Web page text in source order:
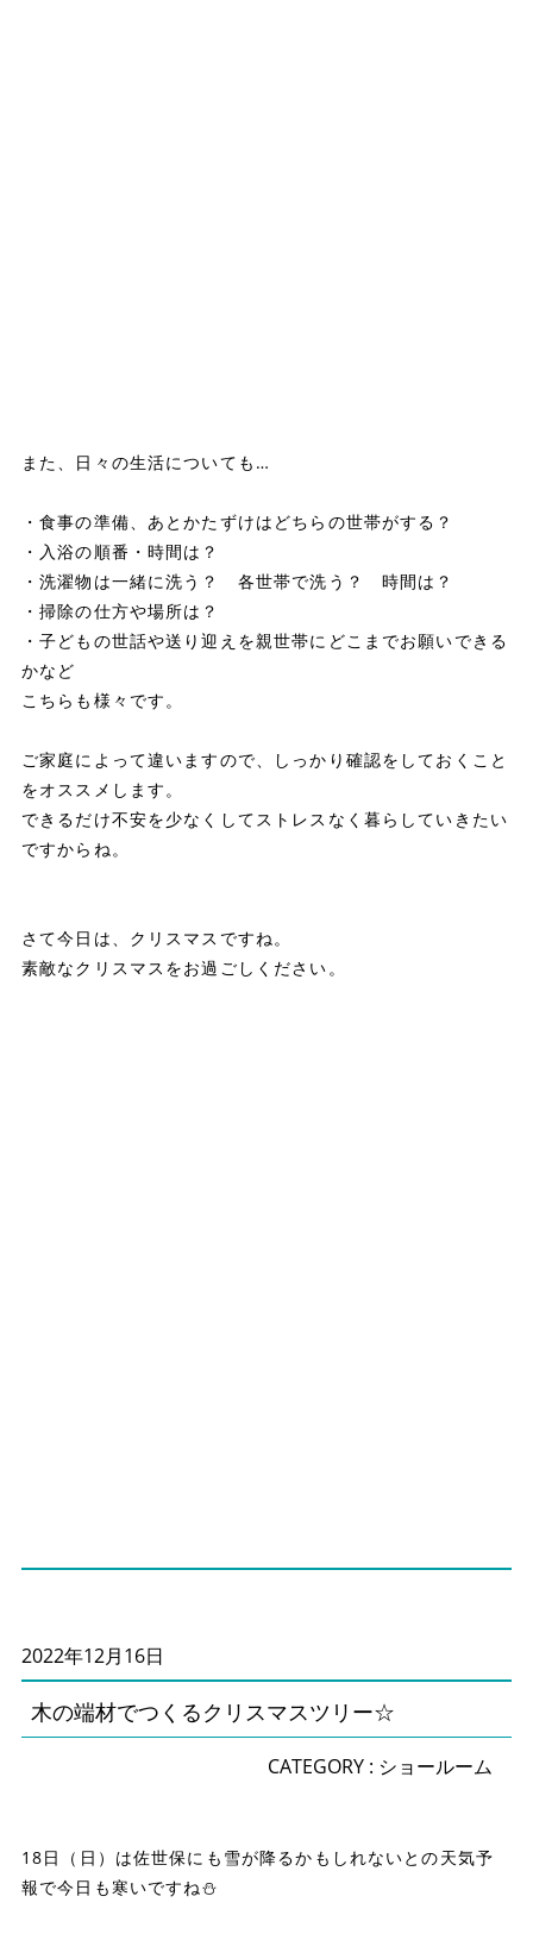
また、日々の生活についても…
・食事の準備、あとかたずけはどちらの世帯がする？
・入浴の順番・時間は？
・洗濯物は一緒に洗う？ 各世帯で洗う？ 時間は？
・掃除の仕方や場所は？
・子どもの世話や送り迎えを親世帯にどこまでお願いできる
かなど
こちらも様々です。
ご家庭によって違いますので、しっかり確認をしておくこと
をオススメします。
できるだけ不安を少なくしてストレスなく暮らしていきたい
ですからね。
さて今日は、クリスマスですね。
素敵なクリスマスをお過ごしください。
2022年12月16日
木の端材でつくるクリスマスツリー☆
CATEGORY : ショールーム
18日（日）は佐世保にも雪が降るかもしれないとの天気予
報で今日も寒いですね⛄